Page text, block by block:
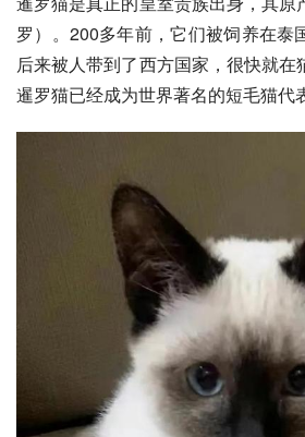
罗）。200多年前，它们被饲养在泰
后来被人带到了西方国家，很快就在
暹罗猫已经成为世界著名的短毛猫代